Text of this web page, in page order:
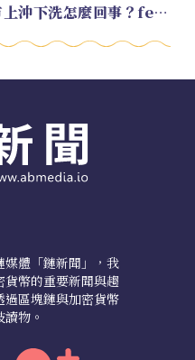
EP.213 川普大攪局：袋鼠市上沖下洗怎麼回事？feat. Alvin
媒體「鏈新聞」，我
幣的重要新聞與趨
區塊鏈與加密貨幣
物。